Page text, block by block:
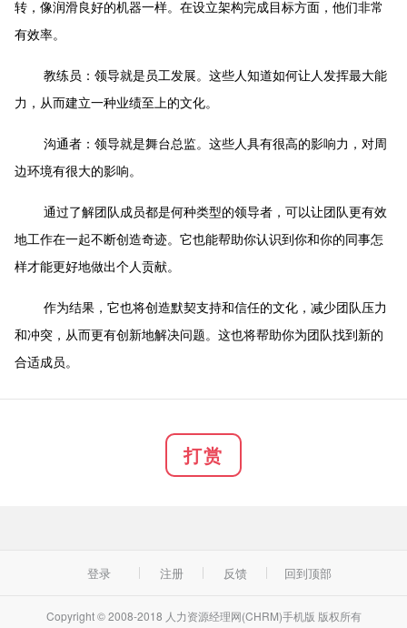
转，像润滑良好的机器一样。在设立架构完成目标方面，他们非常
有效率。
教练员：领导就是员工发展。这些人知道如何让人发挥最大能
力，从而建立一种业绩至上的文化。
沟通者：领导就是舞台总监。这些人具有很高的影响力，对周
边环境有很大的影响。
通过了解团队成员都是何种类型的领导者，可以让团队更有效
地工作在一起不断创造奇迹。它也能帮助你认识到你和你的同事怎
样才能更好地做出个人贡献。
作为结果，它也将创造默契支持和信任的文化，减少团队压力
和冲突，从而更有创新地解决问题。这也将帮助你为团队找到新的
合适成员。
打赏
登录 注册 反馈 回到顶部
Copyright © 2008-2018 人力资源经理网(CHRM)手机版 版权所有